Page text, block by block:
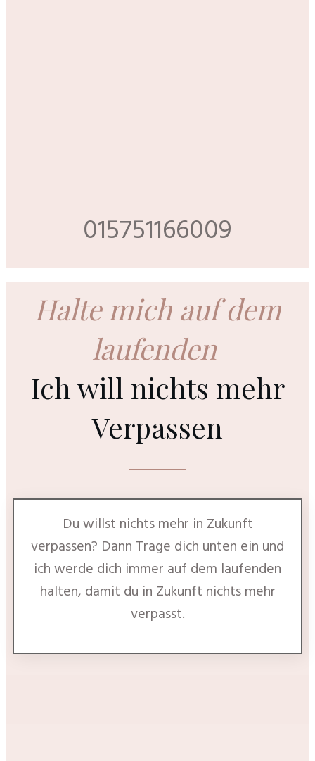
015751166009
Halte mich auf dem
laufenden
Ich will nichts mehr
Verpassen
Du willst nichts mehr in Zukunft
verpassen? Dann Trage dich unten ein und
ich werde dich immer auf dem laufenden
halten, damit du in Zukunft nichts mehr
verpasst.